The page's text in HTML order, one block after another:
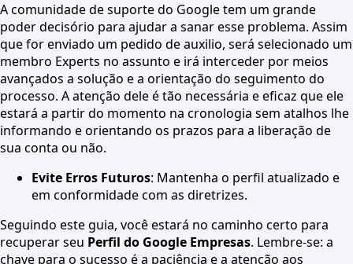
A comunidade de suporte do Google tem um grande
poder decisório para ajudar a sanar esse problema. Assim
que for enviado um pedido de auxilio, será selecionado um
membro Experts no assunto e irá interceder por meios
avançados a solução e a orientação do seguimento do
processo. A atenção dele é tão necessária e eficaz que ele
estará a partir do momento na cronologia sem atalhos lhe
informando e orientando os prazos para a liberação de
sua conta ou não.
Evite Erros Futuros: Mantenha o perfil atualizado e
em conformidade com as diretrizes.
Seguindo este guia, você estará no caminho certo para
recuperar seu Perfil do Google Empresas. Lembre-se: a
chave para o sucesso é a paciência e a atenção aos